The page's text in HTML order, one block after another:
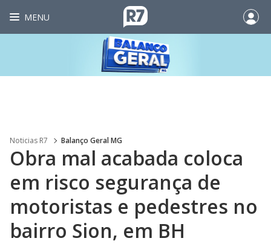
MENU
Noticias R7 Balanço Geral MG
Obra mal acabada coloca
em risco segurança de
motoristas e pedestres no
bairro Sion, em BH